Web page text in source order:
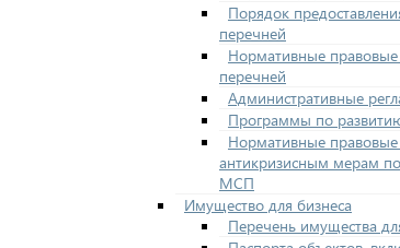
Порядок
перечней
Нормативные
перечней
Административные
Программы по
Нормативные
антикризисным мерам
МСП
Имущество для бизнеса
Перечень имущества